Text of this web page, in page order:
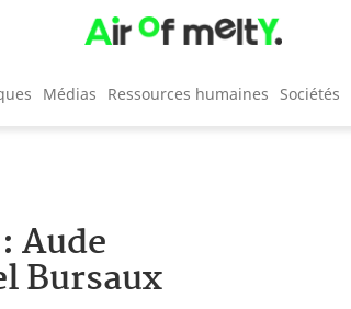
Médias Ressources humaines Sociétés
Aude
Bursaux